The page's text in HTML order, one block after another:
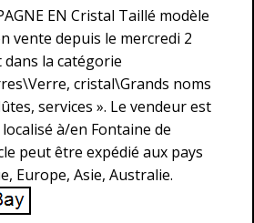
EN Cristal Taillé modèle
vente depuis le mercredi 2
dans la catégorie
cristal\Grands noms
services ». Le vendeur est
à/en Fontaine de
peut être expédié aux pays
Europe, Asie, Australie.